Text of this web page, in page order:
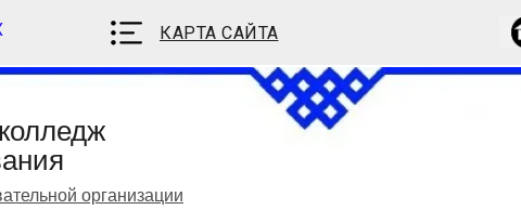
КАРТА САЙТА
организации